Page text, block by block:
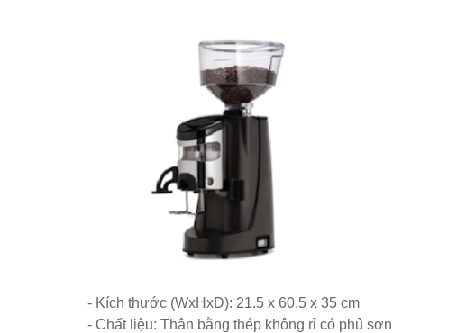
Ghế chân xoay mặt ngồi đệm GLM48-ghế tiếp khách, văn phòng tại Tp.HCM
Bàn tròn cafe tiếp khách mặt đá trắng, đen, xám chân trụ thép sơn tĩnh
Bộ bàn tròn mặt đá chân mạ vàng ghế nhung xanh rêu, xanh coban tiếp
Bàn ghế gỗ cho quán cafe, nhà hàng vintage tại HCM - Bách Hóa Bàn Ghế
Bộ bàn ghế nhựa cafe tiếp khách màu xanh lá sang trọng, hiện đại
Kệ decor trang trí KM01 - Kệ vách ngăn căn hộ, văn phòng, quán cafe
Bộ bàn ghế ăn ngoài trời sân vườn sân thượng nhôm đúc ốp gỗ nhựa 275
- Kích thước (WxHxD): 21.5 x 60.5 x 35 cm
- Chất liệu: Thân bằng thép không rỉ có phủ sơn